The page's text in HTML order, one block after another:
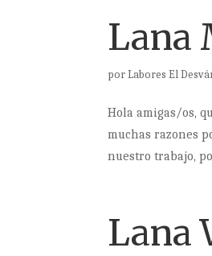
Lana
porLabores El
Hola amigas/os,
muchas razones
nuestro trabajo,
Lana